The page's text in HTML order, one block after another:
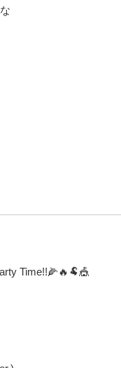
Time!!🌽🔥🐏🎪